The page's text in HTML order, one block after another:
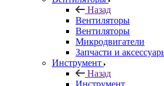
Назад
Вентиляторы
Вентиляторы
Микродвигатели
Запчасти и
Инструмент
Назад
Инструмент